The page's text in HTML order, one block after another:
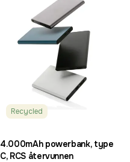
Recycled
4.000mAh powerbank, type
C, RCS återvunnen